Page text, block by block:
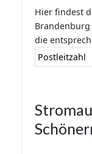
Hier findest
Brandenburg
die
Postleitzahl